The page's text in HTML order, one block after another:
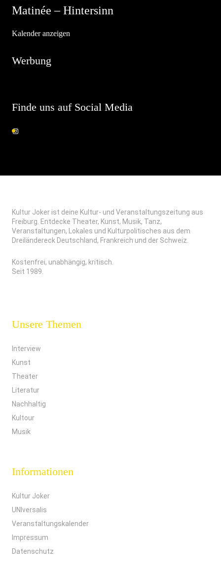
Matinée – Hintersinn
Kalender anzeigen
Werbung
Finde uns auf Social Media
Kultur Joker ist deine Kultur- und Veranstaltungszeitung aus
Freiburg. Entdecke Theater, Kunst, Musik, Tanz,
Veranstaltungen, Lokales und Kulturpolitisches aus dem
Dreiländereck Deutschland, Frankreich und der Schweiz.
Kostenfrei, unabhängig, kritisch.
Seit 1989.
Unsere Themen
Interview
Kunst
Theater
Literatur
Nachhaltig
Kultour
Musik
Informationen
Kultur Joker
UNIversalis
Veranstaltungskalender
Impressum
Datenschutz